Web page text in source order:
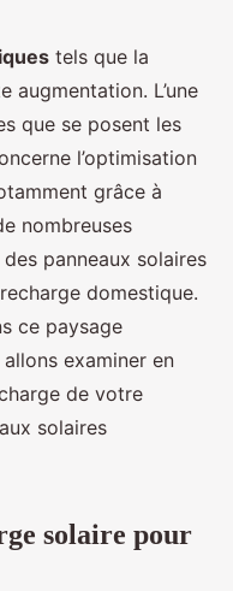
la recharge
avec des
tels que la
augmentation. L’une
que se posent les
l’optimisation
grâce à
nombreuses
panneaux solaires
domestique.
ce paysage
examiner en
de votre
solaires
solaire pour